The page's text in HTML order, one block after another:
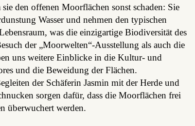
den offenen Moorflächen sonst schaden: Sie
Wasser und nehmen den typischen
was die einzigartige Biodiversität des
der „Moorwelten“-Ausstellung als auch die
uns weitere Einblicke in die Kultur- und
und die Beweidung der Flächen.
der Schäferin Jasmin mit der Herde und
sorgen dafür, dass die Moorflächen frei
überwuchert werden.